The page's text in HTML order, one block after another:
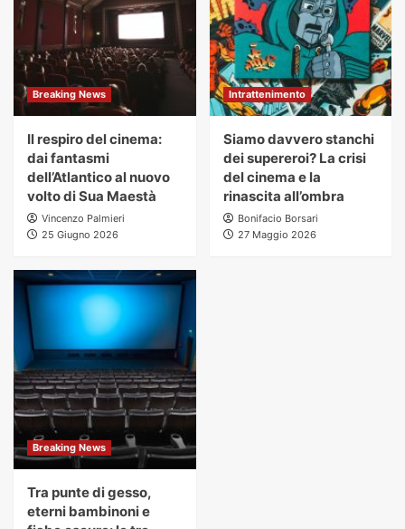
Breaking News
Il respiro del cinema:
dai fantasmi
dell’Atlantico al nuovo
volto di Sua Maestà
Vincenzo Palmieri
25 Giugno 2026
Intrattenimento
Siamo davvero stanchi
dei supereroi? La crisi
del cinema e la
rinascita all’ombra
Bonifacio Borsari
27 Maggio 2026
Breaking News
Tra punte di gesso,
eterni bambinoni e